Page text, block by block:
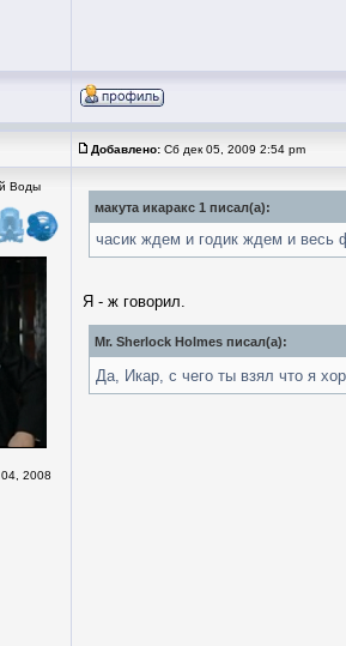
Добавлено: Сб дек 05, 2009 2:54 pm
Воды
2008
макута икаракс 1 писал(а):
часик ждем и годик ждем и весь
Я - ж говорил.
Mr. Sherlock Holmes писал(а):
Да, Икар, с чего ты взял что я